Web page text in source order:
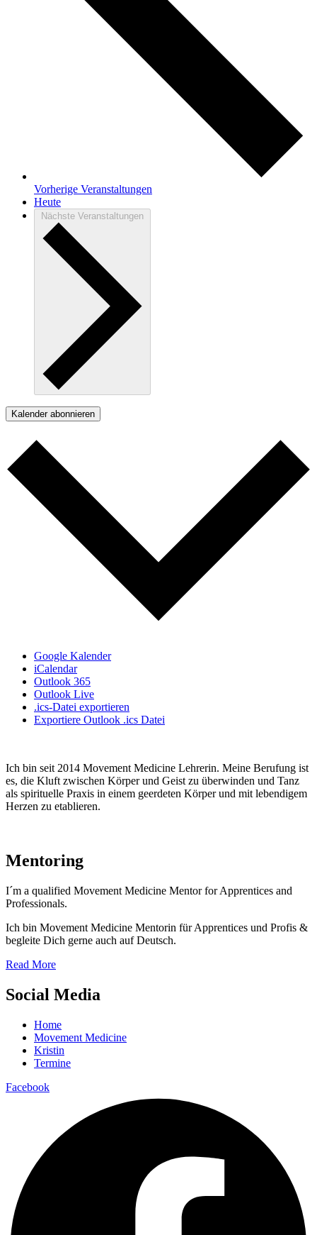
Vorherige Veranstaltungen
Heute
Nächste Veranstaltungen
Kalender abonnieren
Google Kalender
iCalendar
Outlook 365
Outlook Live
.ics-Datei exportieren
Exportiere Outlook .ics Datei
Ich bin seit 2014 Movement Medicine Lehrerin. Meine Berufung ist
es, die Kluft zwischen Körper und Geist zu überwinden und Tanz
als spirituelle Praxis in einem geerdeten Körper und mit lebendigem
Herzen zu etablieren.
Mentoring
I´m a qualified Movement Medicine Mentor for Apprentices and
Professionals.
Ich bin Movement Medicine Mentorin für Apprentices und Profis &
begleite Dich gerne auch auf Deutsch.
Read More
Social Media
Home
Movement Medicine
Kristin
Termine
Facebook